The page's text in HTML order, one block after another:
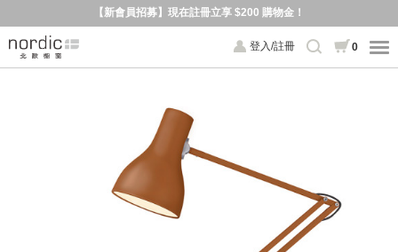
【新會員招募】現在註冊立享 $200 購物金！
登入/註冊 0